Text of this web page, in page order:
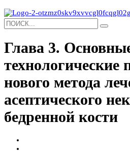
Глава 3.
технологические
нового метода
асептического
бедренной кости